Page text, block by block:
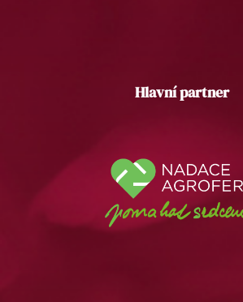
Hlavní partner